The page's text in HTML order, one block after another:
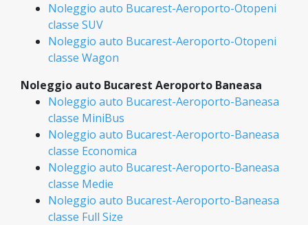
Noleggio auto Bucarest-Aeroporto-Otopeni
classe SUV
Noleggio auto Bucarest-Aeroporto-Otopeni
classe Wagon
Noleggio auto Bucarest Aeroporto Baneasa
Noleggio auto Bucarest-Aeroporto-Baneasa
classe MiniBus
Noleggio auto Bucarest-Aeroporto-Baneasa
classe Economica
Noleggio auto Bucarest-Aeroporto-Baneasa
classe Medie
Noleggio auto Bucarest-Aeroporto-Baneasa
classe Full Size